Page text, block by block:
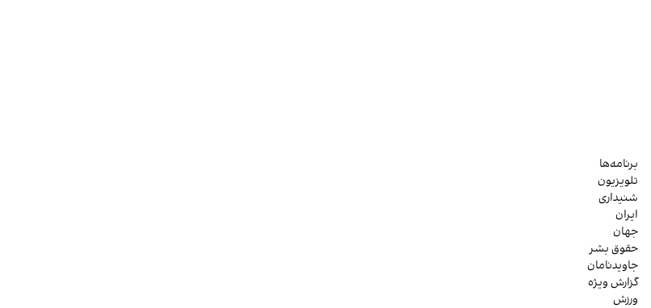
برنامه‌ها
تلویزیون
شنیداری
ایران
جهان
حقوق بشر
جاویدنامان
گزارش ویژه
ورزش